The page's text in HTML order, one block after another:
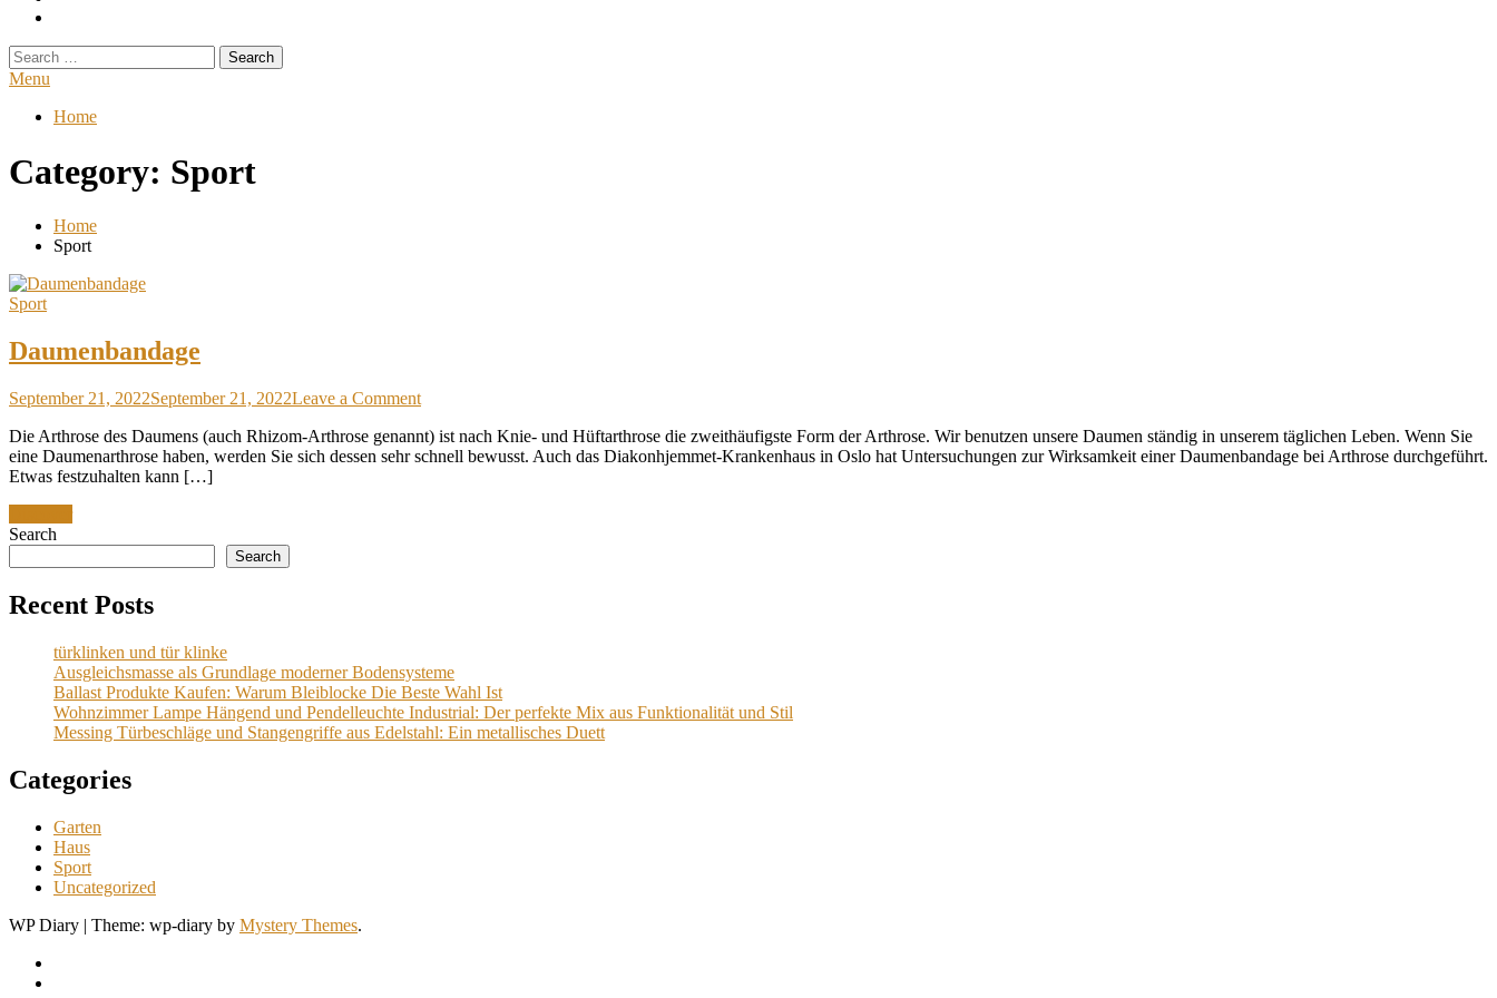
Search
for:
Menu
Home
Category: Sport
Home
Sport
Sport
Daumenbandage
September 21, 2022September 21, 2022Leave a Commenton
Die Arthrose des Daumens (auch Rhizom-Arthrose genannt) ist nach Knie- und Hüftarthrose die zweithäufigste Form der Arthrose. Wir benutzen unsere Daumen ständig in unserem täglichen Leben. Wenn Sie
eine Daumenarthrose haben, werden Sie sich dessen sehr schnell bewusst. Auch das Diakonhjemmet-Krankenhaus in Oslo hat Untersuchungen zur Wirksamkeit einer Daumenbandage bei Arthrose durchgeführt.
Etwas festzuhalten kann […]
Search
Search
Recent Posts
türklinken und tür klinke
Ausgleichsmasse als Grundlage moderner Bodensysteme
Ballast Produkte Kaufen: Warum Bleiblocke Die Beste Wahl Ist
Wohnzimmer Lampe Hängend und Pendelleuchte Industrial: Der perfekte Mix aus Funktionalität und Stil
Messing Türbeschläge und Stangengriffe aus Edelstahl: Ein metallisches Duett
Categories
Garten
Haus
Sport
Uncategorized
WP Diary | Theme: wp-diary by Mystery Themes.